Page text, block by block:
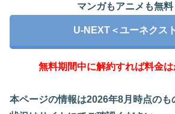
マンガもアニメも無料
U-NEXT＜ユーネクス
無料期間中に解約すれば料金
本ページの情報は2026年8月時点のも